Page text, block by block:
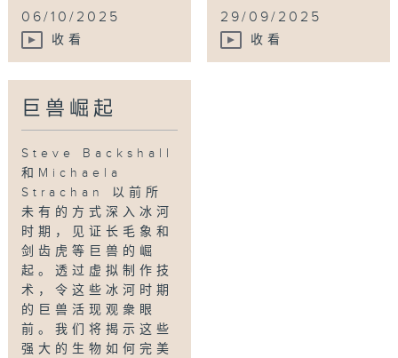
Strachan go in search of a long lost
land that once connected the UK to
waves hunting for signs that the sea
floor was once land and the thriving
hearty of Europe. But when Steve
goes deep beneath the waves, he
finds more than he bargained for…
Back on dry land, Michaela is on a
hunt to find out more about this
ancient land and wants to know how
it flooded. She discovers that less
than 10,000 years ago there was a
natural disaster of epic proportions
06/10/2025
收看
29/09/2025
收看
巨兽崛起
Steve Backshall
和Michaela
Strachan 以前所
未有的方式深入冰河
时期，见证长毛象和
剑齿虎等巨兽的崛
起。透过虚拟制作技
术，令这些冰河时期
的巨兽活现观衆眼
前。我们将揭示这些
强大的生物如何完美